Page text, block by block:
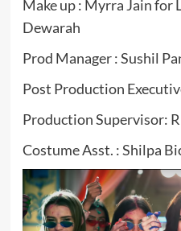
Make up : Myrra Jain for
Dewarah
Prod Manager : Sushil
Post Production
Production Supervisor:
Costume Asst. : Shilpa